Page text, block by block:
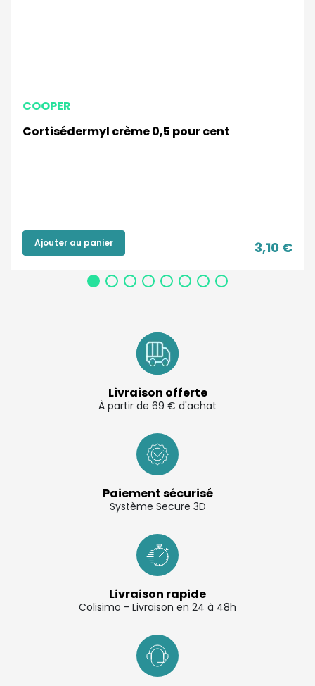
COOPER
Cortisédermyl crème 0,5 pour cent
Ajouter au panier 3,10 €
Livraison offerte
À partir de 69 € d'achat
Paiement sécurisé
Système Secure 3D
Livraison rapide
Colisimo - Livraison en 24 à 48h